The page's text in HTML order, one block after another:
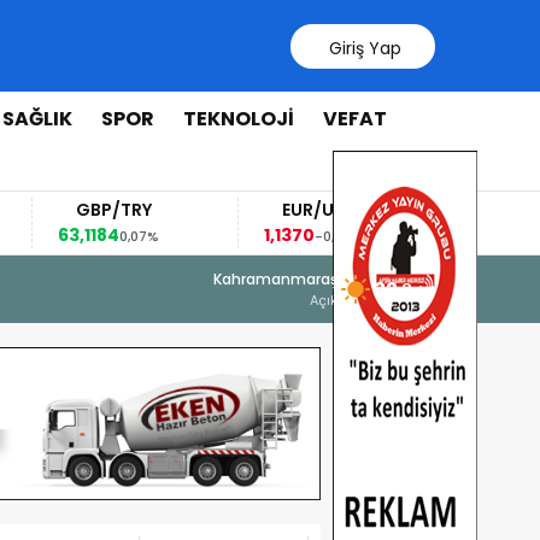
Giriş Yap
SAĞLIK SPOR TEKNOLOJİ
VEFAT
GBP/TRY
63,11840,07%
EUR/USD
1,1370-0,06%
6 Ağustos 2026 - 16:23
Onikişubat Belediyesi’nin Gündüz
Kahramanmaraş
Açık 32 °